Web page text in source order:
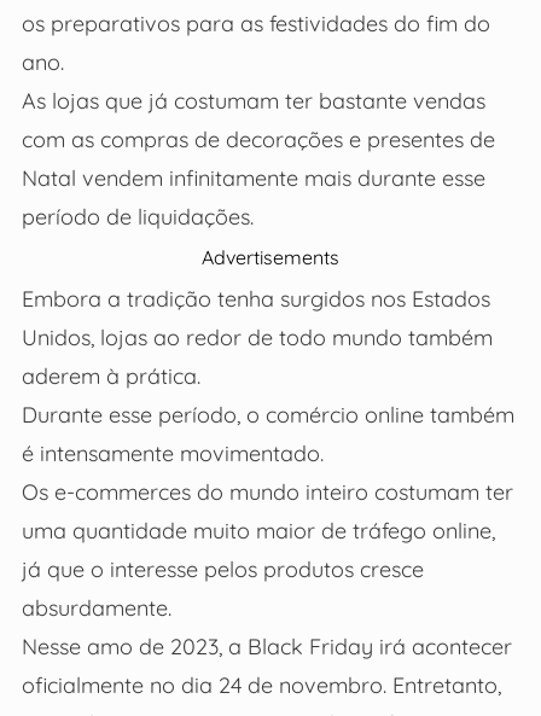
os preparativos para as festividades do fim do
ano.
As lojas que já costumam ter bastante vendas
com as compras de decorações e presentes de
Natal vendem infinitamente mais durante esse
período de liquidações.
Advertisements
Embora a tradição tenha surgidos nos Estados
Unidos, lojas ao redor de todo mundo também
aderem à prática.
Durante esse período, o comércio online também
é intensamente movimentado.
Os e-commerces do mundo inteiro costumam ter
uma quantidade muito maior de tráfego online,
já que o interesse pelos produtos cresce
absurdamente.
Nesse amo de 2023, a Black Friday irá acontecer
oficialmente no dia 24 de novembro. Entretanto,